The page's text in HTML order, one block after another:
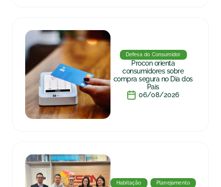
Defesa do Consumidor
Procon orienta
consumidores sobre
compra segura no Dia dos
Pais
06/08/2026
Habitação Planejamento